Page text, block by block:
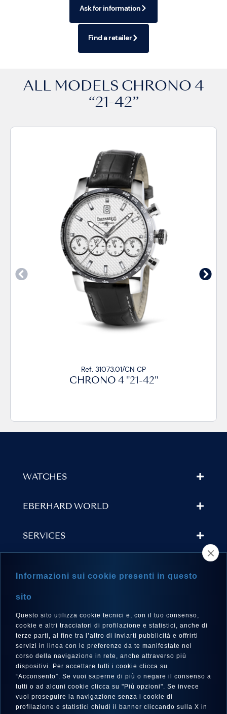
Ask for information
Find a retailer
ALL MODELS CHRONO 4
“21-42”
Ref. 31073.01/CN CP
CHRONO 4 "21-42"
WATCHES
EBERHARD WORLD
SERVICES
LANGUAGE
English
FOLLOW US
Informazioni sui cookie presenti in questo
sito
Questo sito utilizza cookie tecnici e, con il tuo consenso,
cookie e altri tracciatori di profilazione e statistici, anche di
terze parti, al fine tra l’altro di inviarti pubblicità e offrirti
servizi in linea con le preferenze da te manifestate nel
corso della navigazione in rete, anche attraverso più
dispositivi. Per accettare tutti i cookie clicca su
“Acconsento”. Se vuoi saperne di più o negare il consenso a
tutti o ad alcuni cookie clicca su "Più opzioni". Se invece
vuoi proseguire la navigazione senza i cookie di
profilazione e statistici chiudi il banner cliccando sulla X in